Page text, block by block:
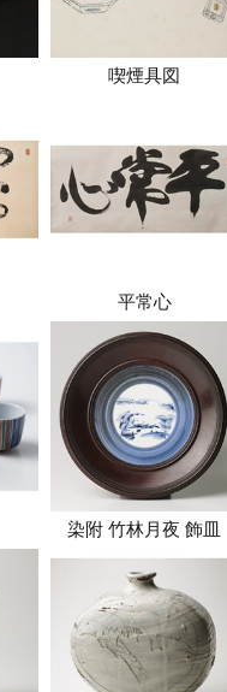
喫煙具図
平常心
染附 竹林月夜 飾皿